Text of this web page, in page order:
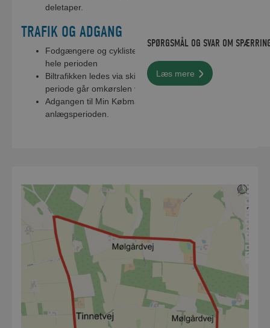
deletaper.
TRAFIK OG ADGANG
Fodgængere og cyklister kan passere forbi arbejdet i
hele perioden
Biltrafikken ledes via skiltede omkørsler. I den første
periode går omkørslen via Tinnetvej og Mølgårdvej.
Adgangen til Min Købmand opretholdes under hele
anlægsperioden.
SPØRGSMÅL OG SVAR OM
Læs mere